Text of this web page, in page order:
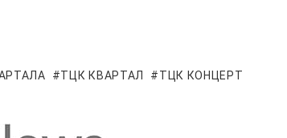
ТЦК КВАРТАЛ ТЦК КОНЦЕРТ